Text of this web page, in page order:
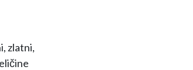
zlatni,